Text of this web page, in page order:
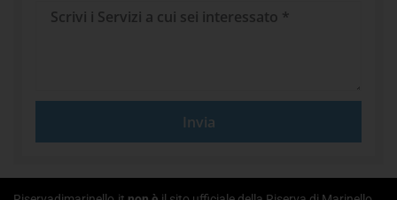
Messaggio
Invia